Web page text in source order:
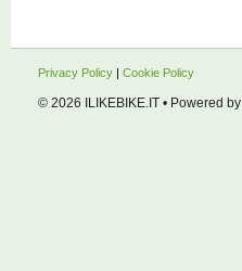
Privacy Policy | Cookie Policy
© 2026 ILIKEBIKE.IT • Powered by